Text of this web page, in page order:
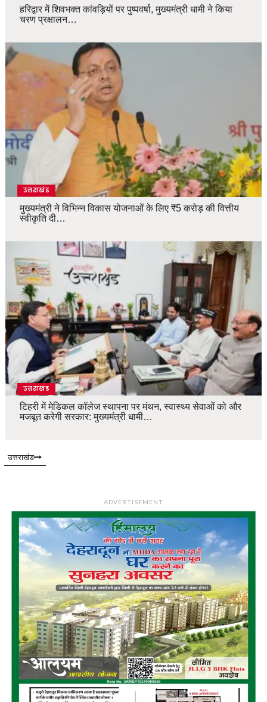
हरिद्वार में शिवभक्त कांवड़ियों पर पुष्पवर्षा, मुख्यमंत्री धामी ने किया
चरण प्रक्षालन…
उत्तराखंड
मुख्यमंत्री ने विभिन्न विकास योजनाओं के लिए ₹5 करोड़ की वित्तीय
स्वीकृति दी…
उत्तराखंड
टिहरी में मेडिकल कॉलेज स्थापना पर मंथन, स्वास्थ्य सेवाओं को और
मजबूत करेगी सरकार: मुख्यमंत्री धामी…
उत्तराखंड
ADVERTISEMENT